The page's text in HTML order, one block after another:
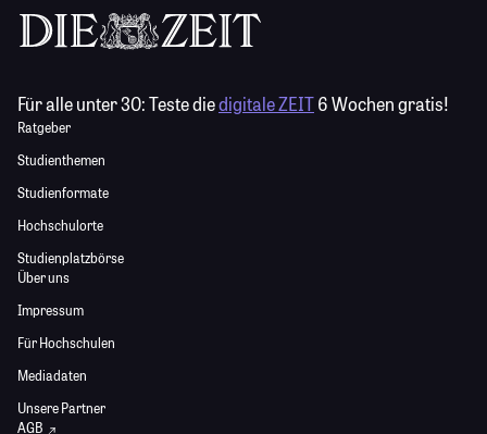
Für alle unter 30:Teste diedigitale ZEIT6 Wochen gratis!
Ratgeber
Studienthemen
Studienformate
Hochschulorte
Studienplatzbörse
Über uns
Impressum
Für Hochschulen
Mediadaten
Unsere Partner
AGB